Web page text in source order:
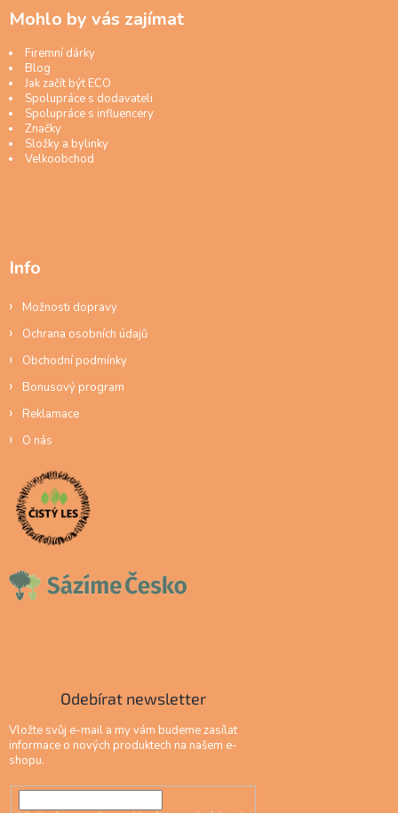
Mohlo by vás zajímat
Firemní dárky
Blog
Jak začít být ECO
Spolupráce s dodavateli
Spolupráce s influencery
Značky
Složky a bylinky
Velkoobchod
Info
Možnosti dopravy
Ochrana osobních údajů
Obchodní podmínky
Bonusový program
Reklamace
O nás
Odebírat newsletter
Vložte svůj e-mail a my vám budeme zasílat
informace o nových produktech na našem e-
shopu.